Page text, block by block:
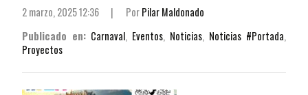
2 marzo, 2025 12:36 | PorPilar Maldonado
Publicado en: Carnaval, Eventos, Noticias, Noticias #Portada,
Proyectos